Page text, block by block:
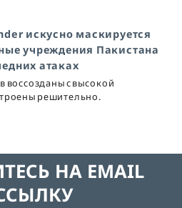
искусно маскируется
учреждения Пакистана
атаках
воссозданы с высокой
решительно.
НА EMAIL